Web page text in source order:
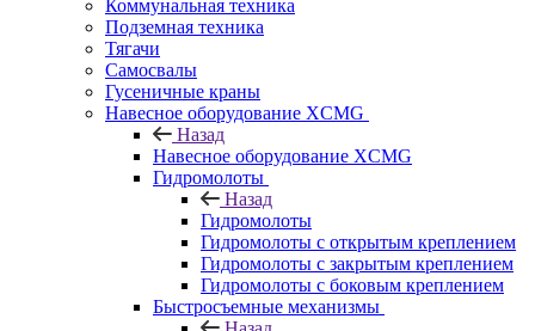
Коммунальная техника
Подземная техника
Тягачи
Самосвалы
Гусеничные краны
Навесное оборудование XCMG
Назад
Навесное оборудование XCMG
Гидромолоты
Назад
Гидромолоты
Гидромолоты с открытым креплением
Гидромолоты с закрытым креплением
Гидромолоты с боковым креплением
Быстросъемные механизмы